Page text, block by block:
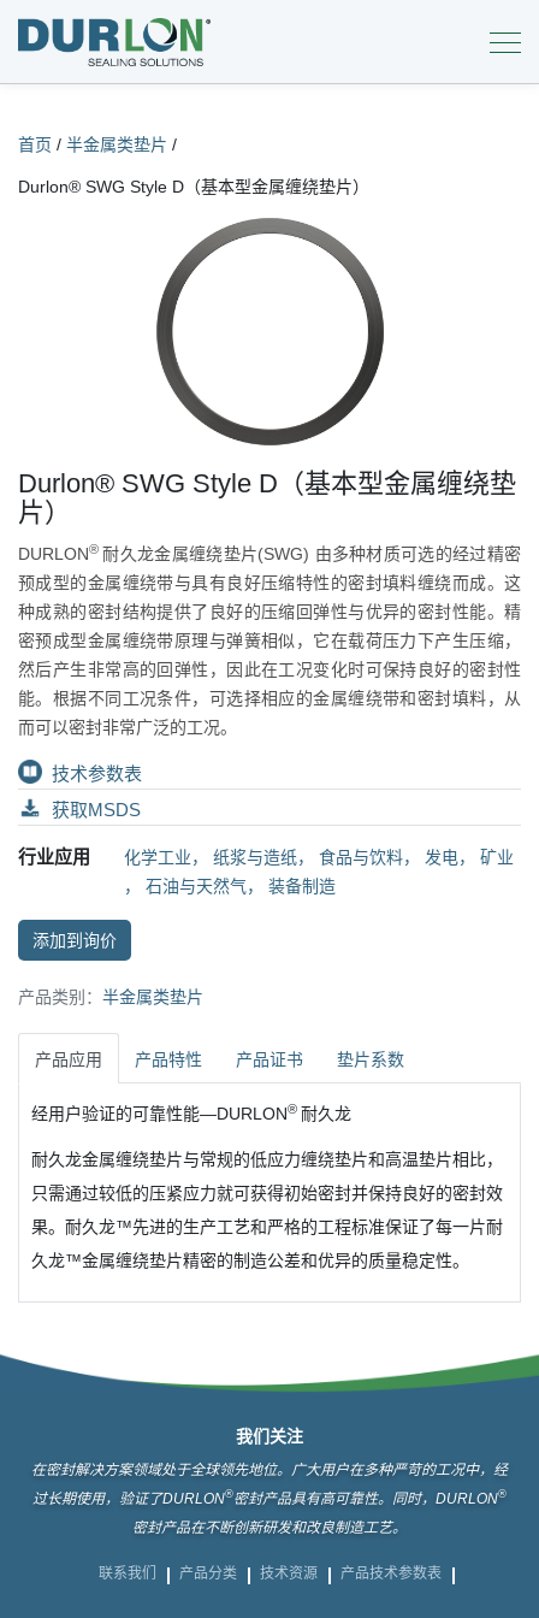
首页 / 半金属类垫片 /
Durlon® SWG Style D（基本型金属缠绕垫片）
Durlon® SWG Style D（基本型金属缠绕垫
片）
DURLON®耐久龙金属缠绕垫片(SWG) 由多种材质可选的经过精密
预成型的金属缠绕带与具有良好压缩特性的密封填料缠绕而成。这
种成熟的密封结构提供了良好的压缩回弹性与优异的密封性能。精
密预成型金属缠绕带原理与弹簧相似，它在载荷压力下产生压缩，
然后产生非常高的回弹性，因此在工况变化时可保持良好的密封性
能。根据不同工况条件，可选择相应的金属缠绕带和密封填料，从
而可以密封非常广泛的工况。
技术参数表
获取MSDS
行业应用 化学工业， 纸浆与造纸， 食品与饮料， 发电，
矿业
，
石油与天然气， 装备制造
添加到询价
产品类别： 半金属类垫片
产品应用 产品特性 产品证书 垫片系数
经用户验证的可靠性能—DURLON® 耐久龙
耐久龙金属缠绕垫片与常规的低应力缠绕垫片和高温垫片相比，
只需通过较低的压紧应力就可获得初始密封并保持良好的密封效
果。耐久龙™先进的生产工艺和严格的工程标准保证了每一片耐
久龙™金属缠绕垫片精密的制造公差和优异的质量稳定性。
我们关注
在密封解决方案领域处于全球领先地位。广大用户在多种严苛的工况中，经
过长期使用，验证了DURLON®密封产品具有高可靠性。同时，DURLON®
密封产品在不断创新研发和改良制造工艺。
联系我们 产品分类 技术资源 产品技术参数表